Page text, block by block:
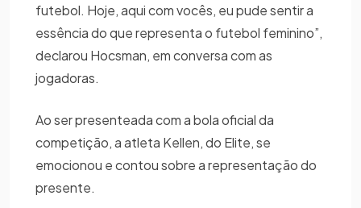
futebol. Hoje, aqui com vocês, eu pude sentir a
essência do que representa o futebol feminino”,
declarou Hocsman, em conversa com as
jogadoras.
Ao ser presenteada com a bola oficial da
competição, a atleta Kellen, do Elite, se
emocionou e contou sobre a representação do
presente.